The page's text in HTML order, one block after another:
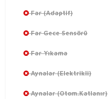
Far (Adaptif)
Far Gece Sensörü
Far Yıkama
Aynalar (Elektrikli)
Aynalar (Otom.Katlanır)